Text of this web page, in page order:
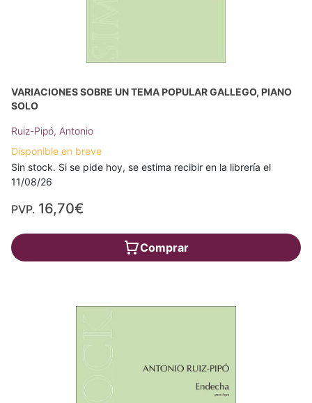
VARIACIONES SOBRE UN TEMA POPULAR GALLEGO, PIANO
SOLO
Ruiz-Pipó, Antonio
Disponible en breve
Sin stock. Si se pide hoy, se estima recibir en la librería el
11/08/26
PVP. 16,70€
Comprar